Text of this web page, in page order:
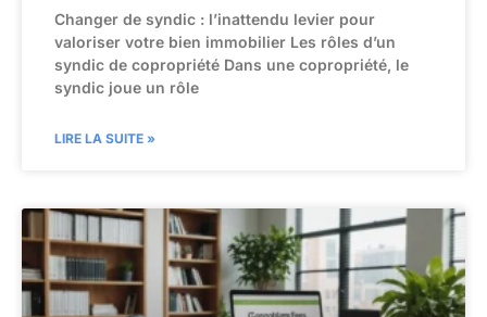
Changer de syndic : l’inattendu levier pour
valoriser votre bien immobilier Les rôles d’un
syndic de copropriété Dans une copropriété, le
syndic joue un rôle
LIRE LA SUITE »